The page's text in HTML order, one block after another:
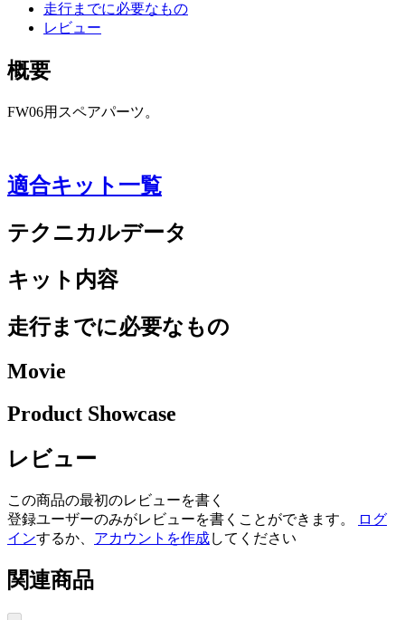
走行までに必要なもの
レビュー
概要
FW06用スペアパーツ。
適合キット一覧
テクニカルデータ
キット内容
走行までに必要なもの
Movie
Product Showcase
レビュー
この商品の最初のレビューを書く
登録ユーザーのみがレビューを書くことができます。
ログ
インするか、 アカウントを作成してください
関連商品